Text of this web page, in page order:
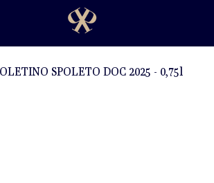
SPOLETO DOC 2025 - 0,75l